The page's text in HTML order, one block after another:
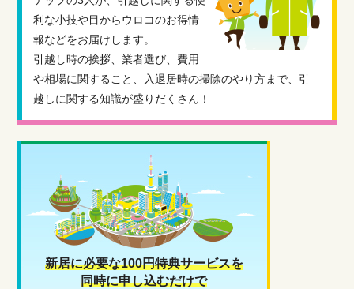
利な小技や目からウロコのお得情
報などをお届けします。
引越し時の挨拶、業者選び、費用
や相場に関すること、入退居時の掃除のやり方まで、引
越しに関する知識が盛りだくさん！
新居に必要な100円特典サービスを
同時に申し込むだけで